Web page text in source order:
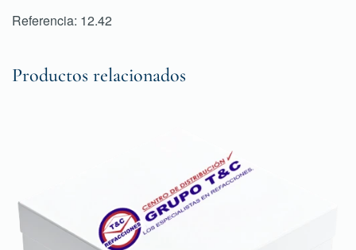
Referencia: 12.42
Productos relacionados